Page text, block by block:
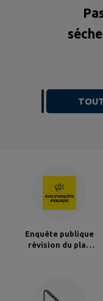
Enquête publique
révision du plan
chemin ruraux